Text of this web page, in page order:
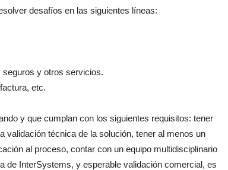
desafíos en las siguientes líneas:
y otros servicios.
etc.
y que cumplan con los siguientes requisitos: tener
validación técnica de la solución, tener al menos un
al proceso, contar con un equipo multidisciplinario
de InterSystems, y esperable validación comercial, es